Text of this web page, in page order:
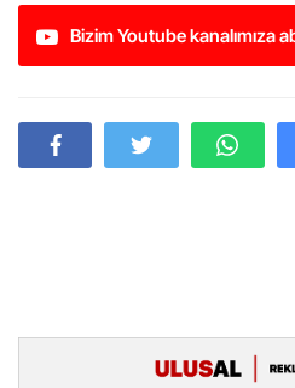
Bizim Youtube kanalımıza